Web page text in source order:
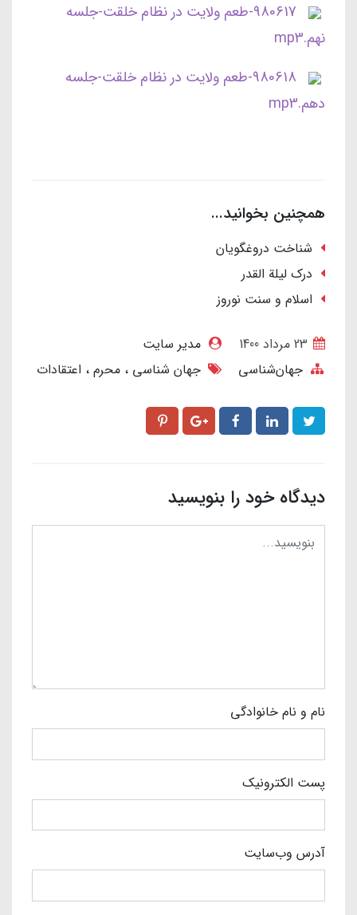
980617-طعم ولایت در نظام خلقت-جلسه
نهم.mp3
980618-طعم ولایت در نظام خلقت-جلسه
دهم.mp3
همچنین بخوانید...
شناخت دروغگویان
درک لیلة القدر
اسلام و سنت نوروز
مدیر سایت
جهان‌شناسی
جهان شناسی محرم اعتقادات
دیدگاه خود را بنویسید
نام و نام خانوادگی
پست الکترونیک
آدرس وب‌سایت